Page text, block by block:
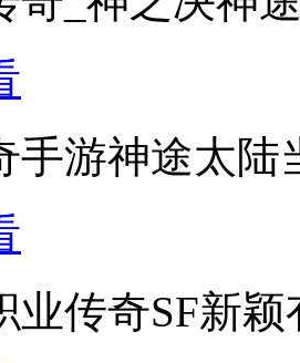
手游神途太陆
业传奇SF新